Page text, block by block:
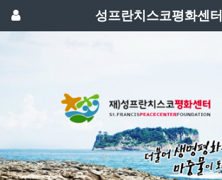
성프란치스코평화센터